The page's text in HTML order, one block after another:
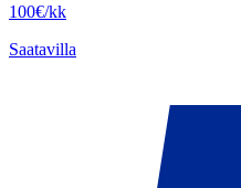
100€/kk
Saatavilla